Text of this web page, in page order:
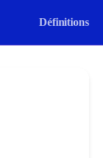
Définitions